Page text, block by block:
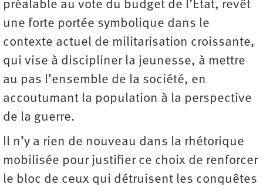
préalable au vote du budget de l’État, revêt
une forte portée symbolique dans le
contexte actuel de militarisation croissante,
qui vise à discipliner la jeunesse, à mettre
au pas l’ensemble de la société, en
accoutumant la population à la perspective
de la guerre.
Il n’y a rien de nouveau dans la rhétorique
mobilisée pour justifier ce choix de renforcer
le bloc de ceux qui détruisent les conquêtes